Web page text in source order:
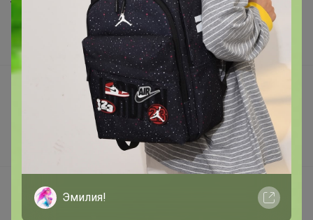
Торговые марки
Наша команда
В наличии
Подарочные сертификаты
Реклама на сайте
support@24-ok.ru
Написать в поддержку
Эмилия!